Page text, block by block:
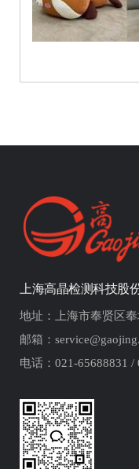
上海高晶检测科技股
地址：上海市奉贤区
邮箱：
电话：021-65688831 /